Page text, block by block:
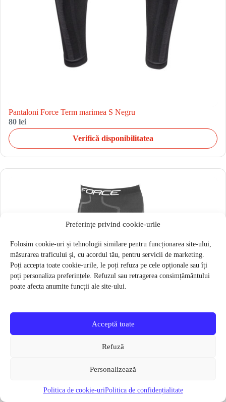
Preferințe privind cookie-urile
Folosim cookie-uri și tehnologii similare pentru funcționarea site-ului,
măsurarea traficului și, cu acordul tău, pentru servicii de marketing.
Poți accepta toate cookie-urile, le poți refuza pe cele opționale sau îți
poți personaliza preferințele. Refuzul sau retragerea consimțământului
poate afecta anumite funcții ale site-ului.
Acceptă toate
Refuză
Personalizează
Politica de cookie-uriPolitica de confidențialitate
Pantaloni Force Term marimea S Negru
80 lei
Verifică disponibilitatea
Pantaloni functionali Force Frost marime L-XL Negru